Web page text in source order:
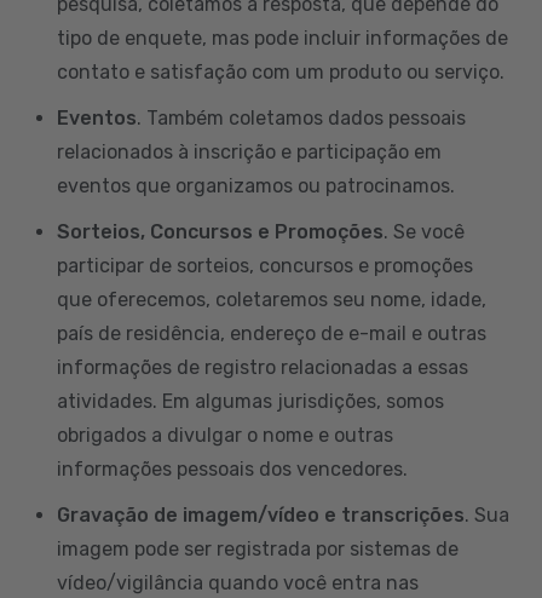
tipo de enquete, mas pode incluir informações de
contato e satisfação com um produto ou serviço.
Eventos. Também coletamos dados pessoais
relacionados à inscrição e participação em
eventos que organizamos ou patrocinamos.
Sorteios, Concursos e Promoções. Se você
participar de sorteios, concursos e promoções
que oferecemos, coletaremos seu nome, idade,
país de residência, endereço de e-mail e outras
informações de registro relacionadas a essas
atividades. Em algumas jurisdições, somos
obrigados a divulgar o nome e outras
informações pessoais dos vencedores.
Gravação de imagem/vídeo e transcrições. Sua
imagem pode ser registrada por sistemas de
vídeo/vigilância quando você entra nas